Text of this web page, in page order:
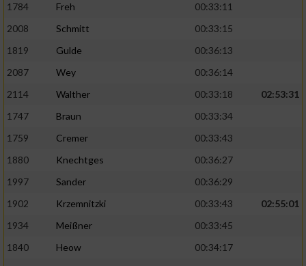
1784
Freh
00:33:11
2008
Schmitt
00:33:15
1819
Gulde
00:36:13
2087
Wey
00:36:14
2114
Walther 00:33:18
02:53:31
1747
Braun
00:33:34
1759
Cremer
00:33:43
1880
Knechtges
00:36:27
1997
Sander
00:36:29
1902
Krzemnitzki 00:33:43
02:55:01
1934
Meißner
00:33:45
1840
Heow
00:34:17